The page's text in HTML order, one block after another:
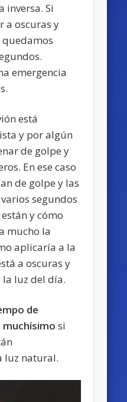
inversa. Si
a oscuras y
quedamos
emergencia
está
y por algún
de golpe y
En ese caso
de golpe y las
segundos
y cómo
mucho la
aplicaría a la
a oscuras y
luz del día.
de
si
luz natural.